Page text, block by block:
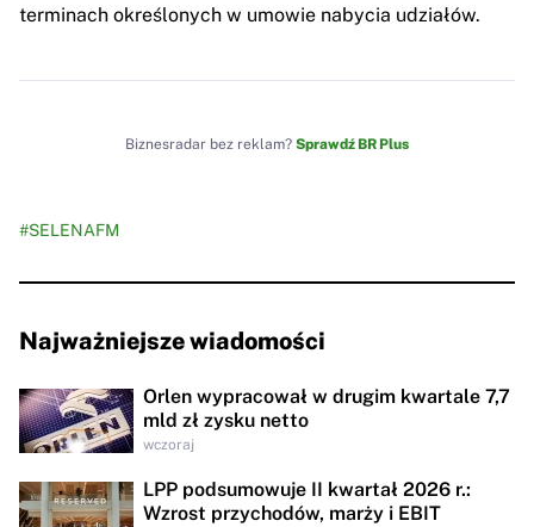
terminach określonych w umowie nabycia udziałów.
Biznesradar bez reklam? Sprawdź BR Plus
#SELENAFM
Najważniejsze wiadomości
Orlen wypracował w drugim kwartale 7,7
mld zł zysku netto
wczoraj
LPP podsumowuje II kwartał 2026 r.:
Wzrost przychodów, marży i EBIT